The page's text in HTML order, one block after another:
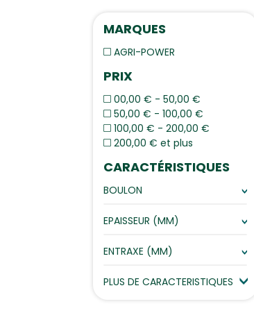
MARQUES
AGRI-POWER
PRIX
00,00 € - 50,00 €
50,00 € - 100,00 €
100,00 € - 200,00 €
200,00 € et plus
CARACTÉRISTIQUES
BOULON
EPAISSEUR (MM)
ENTRAXE (MM)
PLUS DE CARACTERISTIQUES